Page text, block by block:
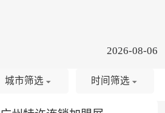
2026-08-06
城市筛选 时间筛选